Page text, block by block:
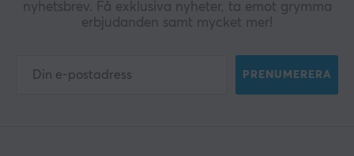
nyhetsbrev. Få exklusiva nyheter, ta emot grymma
erbjudanden samt mycket mer!
PRENUMERERA